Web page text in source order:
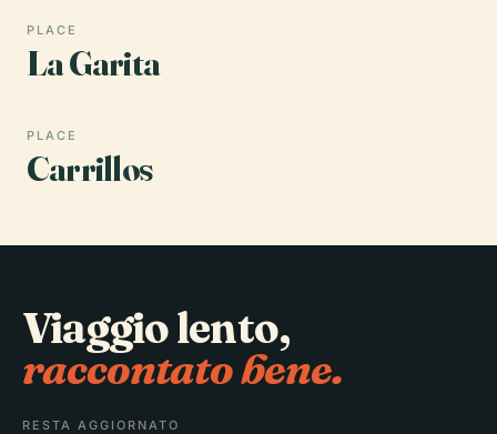
PLACE
La Garita
PLACE
Carrillos
Viaggio lento,
raccontato bene.
RESTA AGGIORNATO